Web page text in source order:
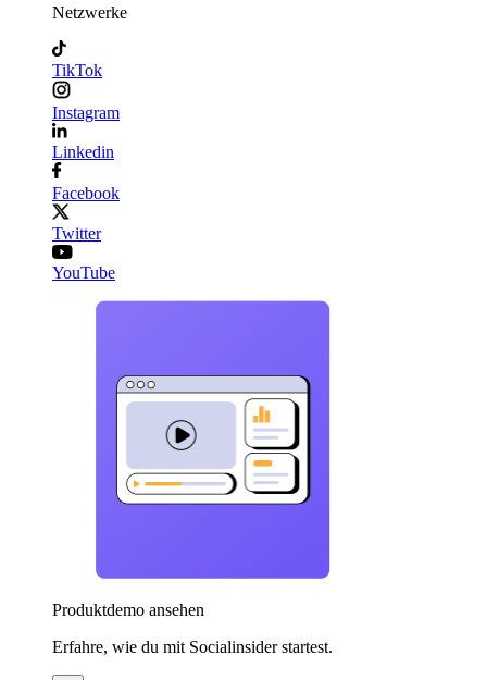
Netzwerke
TikTok
Instagram
Linkedin
Facebook
Twitter
YouTube
Produktdemo ansehen
Erfahre, wie du mit Socialinsider startest.